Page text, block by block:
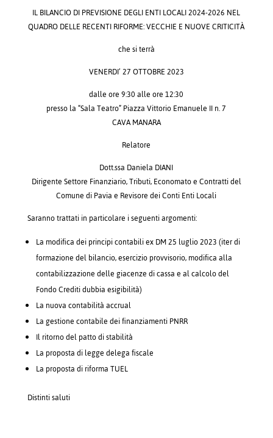
IL BILANCIO DI PREVISIONE DEGLI ENTI LOCALI 2024-2026 NEL
QUADRO DELLE RECENTI RIFORME: VECCHIE E NUOVE CRITICITÀ
che si terrà
VENERDI’ 27 OTTOBRE 2023
dalle ore 9:30 alle ore 12:30
presso la “Sala Teatro” Piazza Vittorio Emanuele II n. 7
CAVA MANARA
Relatore
Dott.ssa Daniela DIANI
Dirigente Settore Finanziario, Tributi, Economato e Contratti del
Comune di Pavia e Revisore dei Conti Enti Locali
Saranno trattati in particolare i seguenti argomenti:
La modifica dei principi contabili ex DM 25 luglio 2023 (iter di
formazione del bilancio, esercizio provvisorio, modifica alla
contabilizzazione delle giacenze di cassa e al calcolo del
Fondo Crediti dubbia esigibilità)
La nuova contabilità accrual
La gestione contabile dei finanziamenti PNRR
Il ritorno del patto di stabilità
La proposta di legge delega fiscale
La proposta di riforma TUEL
Distinti saluti